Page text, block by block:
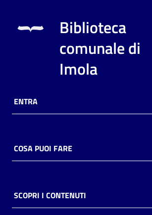
Risorse
online
Casa
Piani
Biblioteca
comunale di
Imola
ENTRA
COSA PUOI FARE
SCOPRI I CONTENUTI